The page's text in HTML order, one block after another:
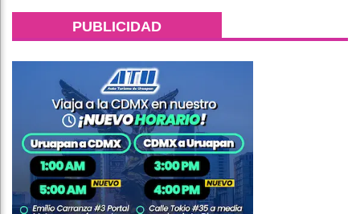
PUBLICIDAD